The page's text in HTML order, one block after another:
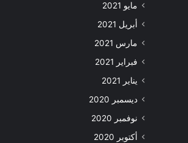
مايو 2021
أبريل 2021
مارس 2021
فبراير 2021
يناير 2021
ديسمبر 2020
نوفمبر 2020
أكتوبر 2020